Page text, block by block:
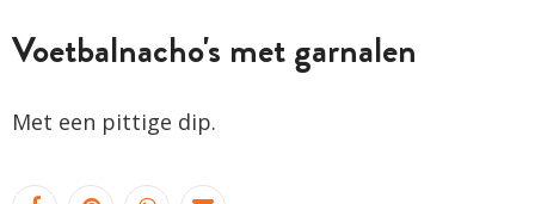
Voetbalnacho's met garnalen
Met een pittige dip.